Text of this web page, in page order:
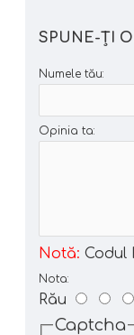
SPUNE-ŢI
Numele tău:
Opinia ta:
Notă: Codul
Nota:
Rău
Captcha